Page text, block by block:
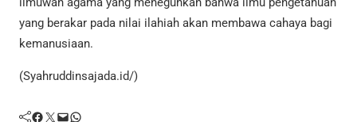
yang berakar pada nilai ilahiah akan membawa cahaya bagi
kemanusiaan.
(Syahruddinsajada.id/)
Facebook Twitter Mail WhatsApp